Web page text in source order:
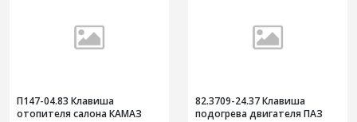
П147-04.83 Клавиша
отопителя салона КАМАЗ
82.3709-24.37 Клавиша
подогрева двигателя ПАЗ